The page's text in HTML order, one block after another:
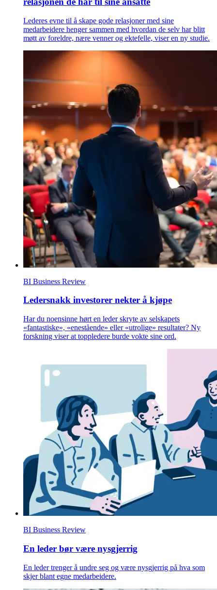
Lederes evne til å skape gode relasjoner med sine
medarbeidere henger sammen med hvordan de selv har blitt
møtt av foreldre, nære venner og ektefelle, viser en ny studie.
BI Business Review
Ledersnakk investorer nekter å kjøpe
Har du noensinne hørt en leder skryte av selskapets
«fantastiske», «enestående» eller «utrolige» resultater? Ny
forskning viser at toppledere burde vokte sine ord.
BI Business Review
En leder bør være nysgjerrig
En leder trenger å undre seg og være nysgjerrig på hva som
skjer blant egne medarbeidere.